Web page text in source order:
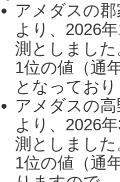
アメダスの
より、2026
測としまし
1位の値（通
となってお
アメダスの
より、2026
測としまし
1位の値（通